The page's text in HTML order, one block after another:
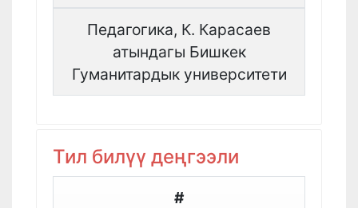
Педагогика, К. Карасаев
атындагы Бишкек
Гуманитардык университети
Тил билүү деңгээли
#